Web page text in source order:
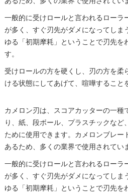
一般的に受けロールと言われるローラ
が多く、すぐ刃先がダメになってしま
ゆる「初期摩耗」ということで刃先を
す。
受けロールの方を硬くし、刃の方を柔
ける状態にしてあげて、喧嘩すること
カメロン刃は、スコアカッターの一種
り、紙、段ボール、プラスチックなど
ために使用できます。カメロンブレー
あるため、多くの業界で使用されてい
一般的に受けロールと言われるローラ
が多く、すぐ刃先がダメになってしま
ゆる「初期摩耗」ということで刃先を